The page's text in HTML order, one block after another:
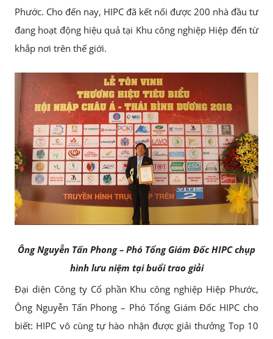
Phước. Cho đến nay, HIPC đã kết nối được 200 nhà đầu tư
đang hoạt động hiệu quả tại Khu công nghiệp Hiệp đến từ
khắp nơi trên thế giới.
Ông Nguyễn Tấn Phong – Phó Tổng Giám Đốc HIPC chụp
hình lưu niệm tại buổi trao giải
Đại diện Công ty Cổ phần Khu công nghiệp Hiệp Phước,
Ông Nguyễn Tấn Phong – Phó Tổng Giám Đốc HIPC cho
biết: HIPC vô cùng tự hào nhận được giải thưởng Top 10